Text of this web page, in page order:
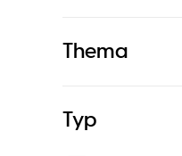
Thema
Typ